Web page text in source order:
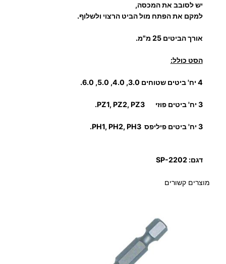
יש לסובב את המכסה,
למקם את הפתח מול הביט הרצוי ולשלוף.
אורך הביטים 25 מ"מ.
הסט כולל:
4 יח' ביטים שטוחים 3.0, 4.0, 5.0, 6.0.
3 יח' ביטים פוזי PZ1, PZ2, PZ3.
3 יח' ביטים פיליפס PH1, PH2, PH3.
דגם: SP-2202
מוצרים קשורים